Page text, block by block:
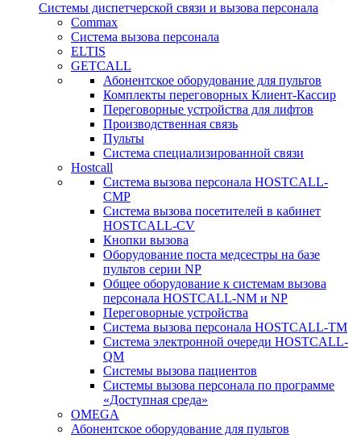
Системы диспетчерской связи и вызова персонала
Commax
Cистема вызова персонала
ELTIS
GETCALL
Абонентское оборудование для пультов
Комплекты переговорных Клиент-Кассир
Переговорные устройства для лифтов
Производственная связь
Пульты
Система специализированной связи
Hostcall
Cистема вызова персонала HOSTCALL-
CMP
Cистема вызова посетителей в кабинет
HOSTCALL-CV
Кнопки вызова
Оборудование поста медсестры на базе
пультов серии NP
Общее оборудование к системам вызова
персонала HOSTCALL-NM и NP
Переговорные устройства
Система вызова персонала HOSTCALL-TM
Система электронной очереди HOSTCALL-
QM
Системы вызова пациентов
Системы вызова персонала по программе
«Доступная среда»
OMEGA
Абонентское оборудование для пультов